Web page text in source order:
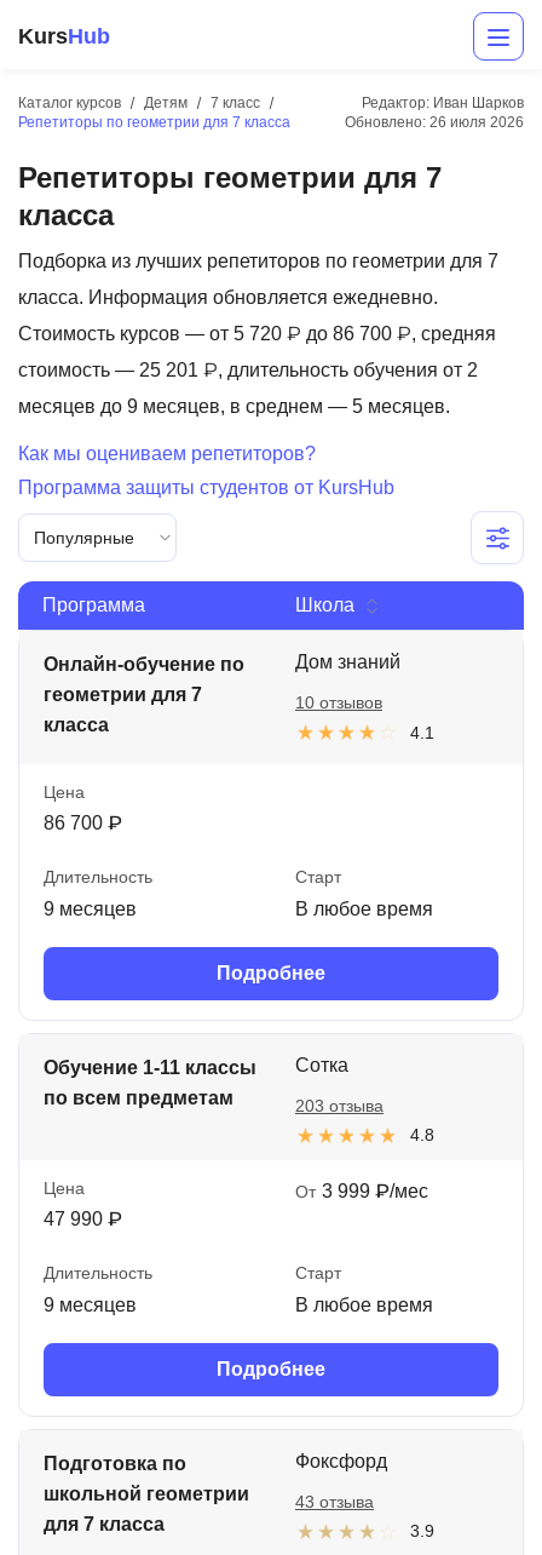
KursHub
Каталог курсов Детям
7 класс
Репетиторы по геометрии для 7 класса
Редактор: Иван Шарков
Обновлено: 26 июля 2026
Репетиторы геометрии для 7
класса
Подборка из лучших репетиторов по геометрии для 7
класса. Информация обновляется ежедневно.
Стоимость курсов — от 5 720 ₽ до 86 700 ₽, средняя
стоимость — 25 201 ₽, длительность обучения от 2
месяцев до 9 месяцев, в среднем — 5 месяцев.
Как мы оцениваем репетиторов?
Программа защиты студентов от KursHub
Популярные
Программа Школа
Онлайн-обучение по
геометрии для 7
класса
Дом знаний
4.1
10 отзывов
Цена
86 700 ₽
Длительность
9 месяцев
Старт
В любое время
Подробнее
Обучение 1-11 классы
по всем предметам
Сотка
4.8
203 отзыва
Цена
47 990 ₽
От 3 999 ₽/мес
Длительность
9 месяцев
Старт
В любое время
Подробнее
Подготовка по
школьной геометрии
для 7 класса
Фоксфорд
3.9
43 отзыва
Разработка
Маркетинг
Аналитика
Менеджмент
Soft Skills
ДПО
Детям
Рейтинг онлайн-школ